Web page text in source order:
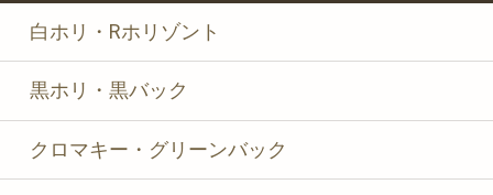
白ホリ・Rホリゾント
黒ホリ・黒バック
クロマキー・グリーンバック